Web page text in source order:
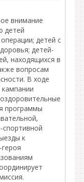
внимание
детей
детей с
детей-
находящихся в
вопросам
В ходе
программы
спортивной
к